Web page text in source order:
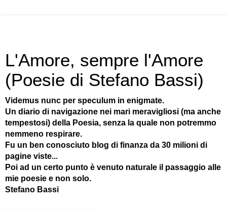
L'Amore, sempre l'Amore
(Poesie di Stefano Bassi)
Videmus nunc per speculum in enigmate.
Un diario di navigazione nei mari meravigliosi (ma anche
tempestosi) della Poesia, senza la quale non potremmo
nemmeno respirare.
Fu un ben conosciuto blog di finanza da 30 milioni di
pagine viste...
Poi ad un certo punto è venuto naturale il passaggio alle
mie poesie e non solo.
Stefano Bassi